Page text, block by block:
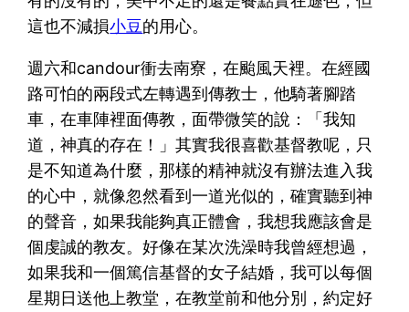
這也不減損小豆的用心。
週六和candour衝去南寮，在颱風天裡。在經國
路可怕的兩段式左轉遇到傳教士，他騎著腳踏
車，在車陣裡面傳教，面帶微笑的說：「我知
道，神真的存在！」其實我很喜歡基督教呢，只
是不知道為什麼，那樣的精神就沒有辦法進入我
的心中，就像忽然看到一道光似的，確實聽到神
的聲音，如果我能夠真正體會，我想我應該會是
個虔誠的教友。好像在某次洗澡時我曾經想過，
如果我和一個篤信基督的女子結婚，我可以每個
星期日送他上教堂，在教堂前和他分別，約定好